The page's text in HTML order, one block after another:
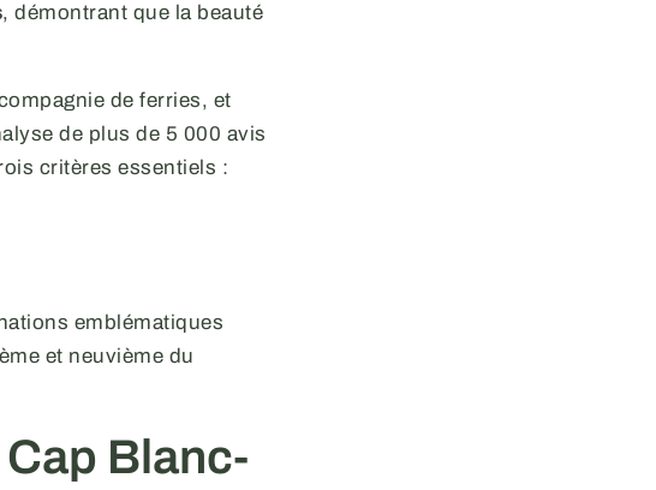
, démontrant que la beauté
de ferries, et
de plus de 5 000 avis
critères essentiels :
emblématiques
et neuvième du
Blanc-